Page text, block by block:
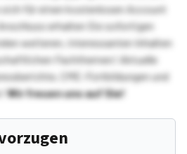
für einen kostenlosen Account
erhalten Sie sofortigen
weiteren, interessanten Inhalten
Fachthemen! Aktuelle
CME-Fortbildungen und
Wir freuen uns auf Sie!